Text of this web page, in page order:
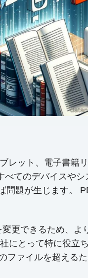
ット、電子書籍
てのデバイスや
題が生じます。
更できるため、
にとって特に役立
ァイルを超える